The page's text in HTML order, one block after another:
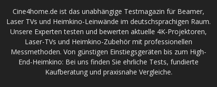
Cine4home.de ist das unabhängige Testmagazin für Beamer,
Laser TVs und Heimkino-Leinwände im deutschsprachigen Raum.
Unsere Experten testen und bewerten aktuelle 4K-Projektoren,
Laser-TVs und Heimkino-Zubehör mit professionellen
Messmethoden. Von günstigen Einstiegsgeräten bis zum High-
End-Heimkino: Bei uns finden Sie ehrliche Tests, fundierte
Kaufberatung und praxisnahe Vergleiche.